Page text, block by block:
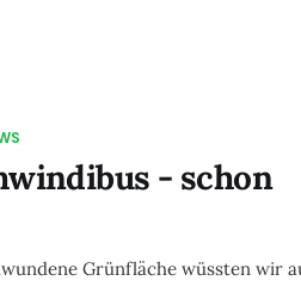
- schon
Grünfläche wüssten wir